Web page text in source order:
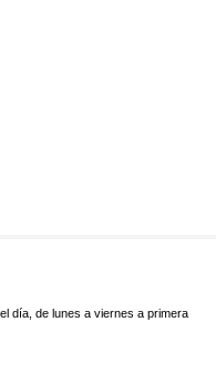
día, de lunes a viernes a primera